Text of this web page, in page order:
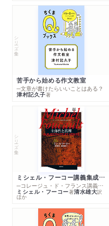
シリーズ・全集
苦手から始める作文教室
─文章が書けたらいいことはある？
津村記久子著
シリーズ・全集
ミシェル・フーコー講義集成１０ 主体性と真理
─コレージュ・ド・フランス講義１９８０－１９８１年度
ミシェル・フーコー著清水雄大訳
ほか